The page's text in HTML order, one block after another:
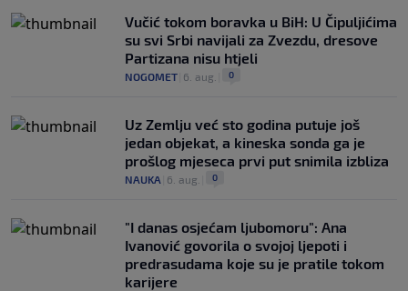
Vučić tokom boravka u BiH: U Čipuljićima
su svi Srbi navijali za Zvezdu, dresove
Partizana nisu htjeli
NOGOMET 6. aug. 0
Uz Zemlju već sto godina putuje još
jedan objekat, a kineska sonda ga je
prošlog mjeseca prvi put snimila izbliza
NAUKA 6. aug. 0
"I danas osjećam ljubomoru": Ana
Ivanović govorila o svojoj ljepoti i
predrasudama koje su je pratile tokom
karijere